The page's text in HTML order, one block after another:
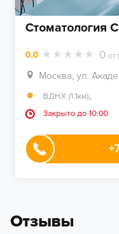
Стоматология
0.0 0
Москва, ул.
ВДНХ (1.1км),
Закрыто до 10:00
Отзывы